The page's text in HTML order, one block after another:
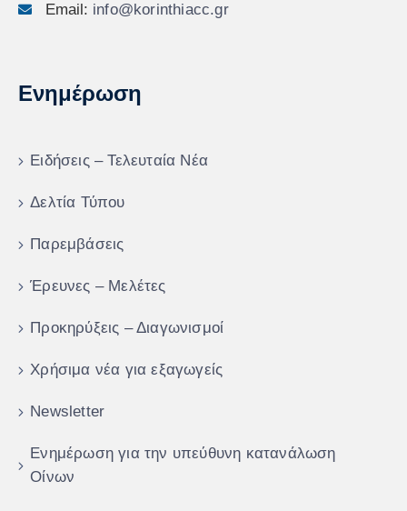
Email: info@korinthiacc.gr
Ενημέρωση
Ειδήσεις – Τελευταία Νέα
Δελτία Τύπου
Παρεμβάσεις
Έρευνες – Μελέτες
Προκηρύξεις – Διαγωνισμοί
Χρήσιμα νέα για εξαγωγείς
Newsletter
Ενημέρωση για την υπεύθυνη κατανάλωση
Οίνων